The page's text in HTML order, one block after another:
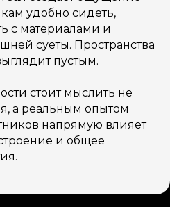
удобно сидеть,
с материалами и
суеты. Пространства
пустым.
стоит мыслить не
а реальным опытом
напрямую влияет
и общее